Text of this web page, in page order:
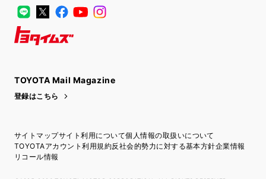
LINE
X FacebookYouTube
TOYOTA Mail Magazine
登録はこちら
サイトマップサイト利用について個人情報の取扱いについて
TOYOTAアカウント利用規約反社会的勢力に対する基本方針企業情報
リコール情報